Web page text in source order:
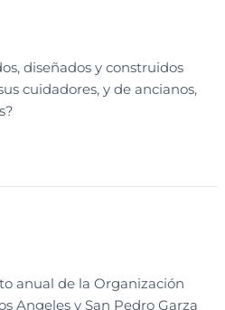
diseñados y construidos
cuidadores, y de ancianos,
anual de la Organización
Angeles y San Pedro Garza